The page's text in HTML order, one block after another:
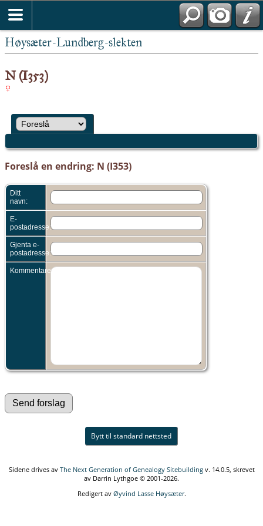
Høysæter-Lundberg-slekten
N (I353)
Foreslå en endring: N (I353)
Ditt
navn:
E-
postadresse:
Gjenta e-
postadresse:
Kommentarer:
Bytt til standard nettsted
Sidene drives av The Next Generation of Genealogy Sitebuildingv. 14.0.5, skrevet
av Darrin Lythgoe © 2001-2026.
Redigert av Øyvind Lasse Høysæter.